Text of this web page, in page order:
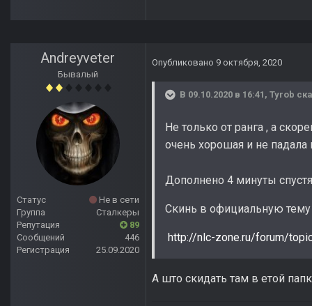
Andreyveter
Бывалый
Статус
Не в сети
Группа
Сталкеры
Репутация
89
Сообщений
446
Регистрация
25.09.2020
Опубликовано 9 октября, 2020
В 09.10.2020 в 16:41, Tyrob
Не только от ранга , а
очень хорошая и не
Дополнено 4 минуты спустя
Скинь в официальную
http://nlc-zone.ru/forum/
А што скидать там в етой